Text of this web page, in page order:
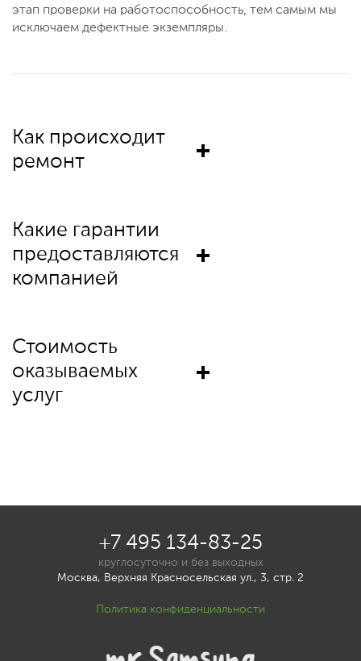
этап проверки на работоспособность, тем самым мы
исключаем дефектные экземпляры.
Как происходит
ремонт
Какие гарантии
предоставляются
компанией
Стоимость
оказываемых
услуг
+7 495 134-83-25
круглосуточно и без выходных
Москва, Верхняя Красносельская ул., 3, стр. 2
Политика конфиденциальности